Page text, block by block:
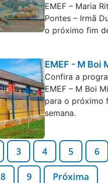
EMEF – Maria
Pontes – Irmã
o próximo fim
EMEF - M Boi
Confira a
EMEF – M Boi
para o próximo
semana.
3 4 5 6
8 9 Próxima